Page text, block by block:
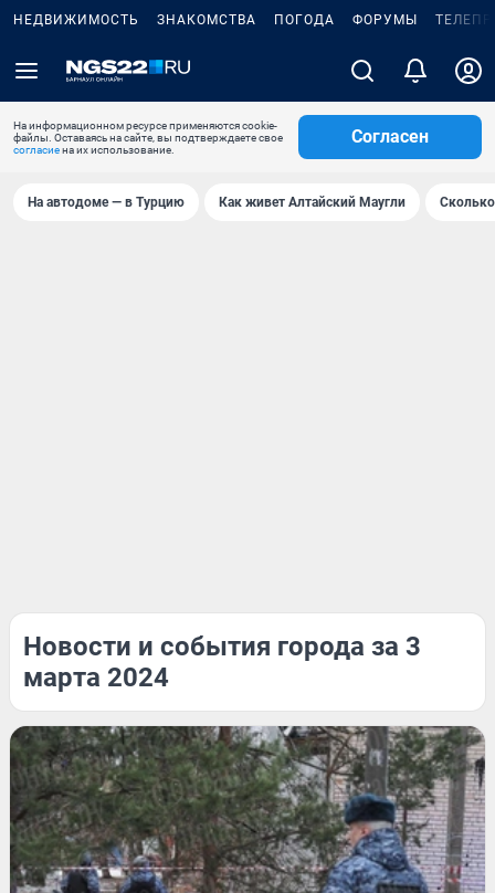
НЕДВИЖИМОСТЬ ЗНАКОМСТВА ПОГОДА ФОРУМЫ
На информационном ресурсе применяются cookie-
файлы. Оставаясь на сайте, вы подтверждаете свое
согласиена их использование.
Согласен
На автодоме — в Турцию Как живет Алтайский Маугли
Новости и события города за 3
марта 2024